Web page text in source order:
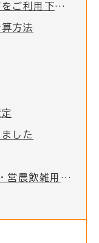
水洗便所改造等資金貸付制度をご利用下さい
方法
した
水道料金(上水道・簡易水道・営農飲雑用水道)・下水道使用料の消費税率改定に関する経過措置のお知らせ